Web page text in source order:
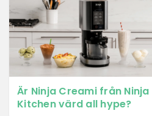
Är Ninja Creami från Ninja
Kitchen värd all hype?